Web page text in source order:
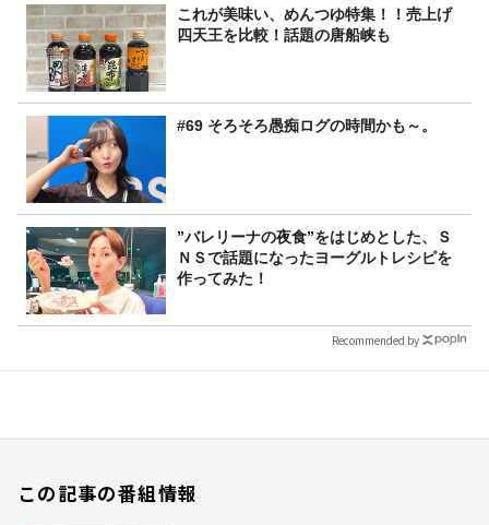
これが美味い、めんつゆ特集！！売上げ
四天王を比較！話題の唐船峡も
#69 そろそろ愚痴ログの時間かも～。
”バレリーナの夜食”をはじめとした、Ｓ
ＮＳで話題になったヨーグルトレシピを
作ってみた！
Recommended by
この記事の番組情報